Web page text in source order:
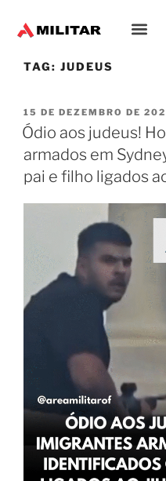
TAG: JUDEUS
15 DE DEZEMBRO DE
Ódio aos judeus!
armados em
pai e filho ligados